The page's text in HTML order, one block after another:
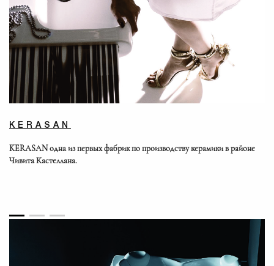
KERASAN
KERASAN одна из первых фабрик по производству керамики в районе
Чивита Кастеллана.